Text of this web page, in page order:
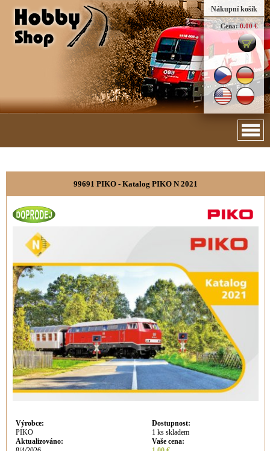
Nákupní košík
Cena: 0.00 €
99691 PIKO - Katalog PIKO N 2021
Výrobce:
PIKO
Aktualizováno:
Dostupnost:
1 ks skladem
Vaše cena: